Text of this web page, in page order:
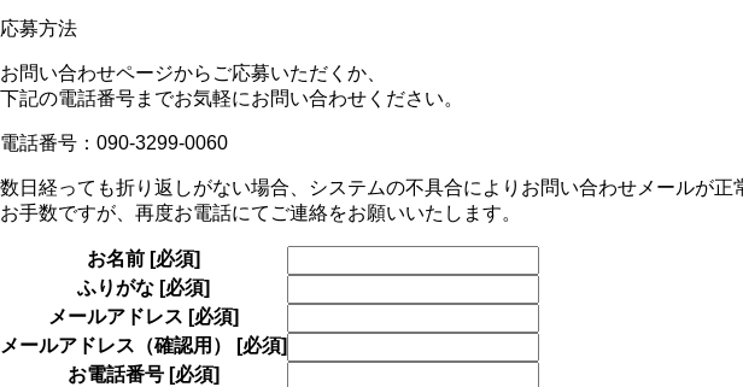
応募方法
お問い合わせページからご応募いただくか、
下記の電話番号までお気軽にお問い合わせください。
電話番号：090-3299-0060
数日経っても折り返しがない場合、システムの不具合によりお問い合わせメールが正
お手数ですが、再度お電話にてご連絡をお願いいたします。
お名前 [必須]
ふりがな [必須]
メールアドレス [必須]
メールアドレス（確認用）
[必須]
お電話番号 [必須]